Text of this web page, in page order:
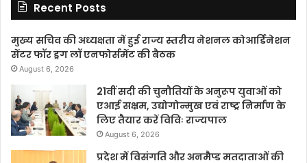
Recent Posts
मुख्य सचिव की अध्यक्षता में हुई राज्य स्तरीय नेशनल कोआर्डिनेशन
सेंटर फॉर ड्रग लॉ एनफोर्समेंट की बैठक
August 6, 2026
21वीं सदी की चुनौतियों के अनुरूप युवाओं को
एआई सक्षम, उद्योगोन्मुख एवं राष्ट्र निर्माण के
लिए तैयार करें विविः राज्यपाल
August 6, 2026
प्रदेश में विसंगति और अनमैप्ड मतदाताओं की